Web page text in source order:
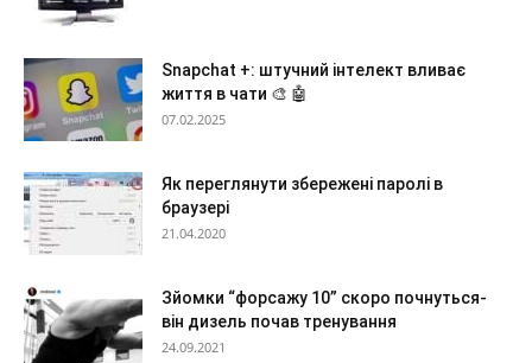
Snapchat +: штучний інтелект вливає
життя в чати 🎨 🤖
07.02.2025
Як переглянути збережені паролі в
браузері
21.04.2020
Зйомки “форсажу 10” скоро почнуться-
він дизель почав тренування
24.09.2021